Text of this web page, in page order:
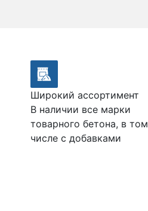
Широкий ассортимент
В наличии все марки
товарного бетона, в том
числе с добавками